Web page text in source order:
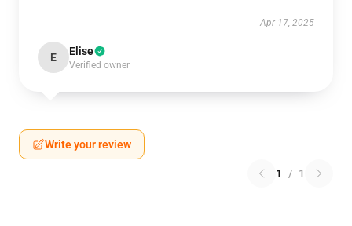
Apr 17, 2025
E Elise
Verified owner
Write your review
1 / 1